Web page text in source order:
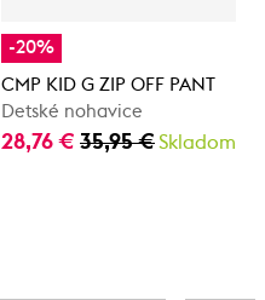
-20%
CMP KID G ZIP OFF PANT
Detské nohavice
28,76 € 35,95 €Skladom